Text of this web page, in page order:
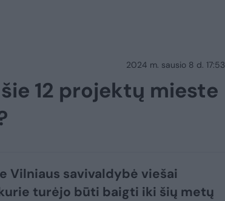
2024 m. sausio 8 d. 17:53
12 projektų mieste
Vilniaus savivaldybė viešai
turėjo būti baigti iki šių metų